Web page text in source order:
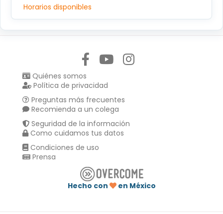
Horarios disponibles
Quiénes somos
Política de privacidad
Preguntas más frecuentes
Recomienda a un colega
Seguridad de la información
Como cuidamos tus datos
Condiciones de uso
Prensa
Hecho con
en México